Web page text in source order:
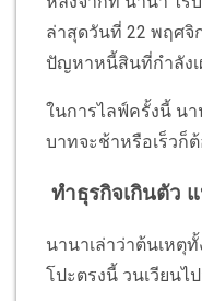
ล่าสุดวันที่ 22 พฤศจิ
ปัญหาหนี้สินที่กำลัง
ในการไลฟ์ครั้งนี้ นา
บาทจะช้าหรือเร็วก็
ทำธุรกิจเกินตัว
นานาเล่าว่าต้นเหตุ
โปะตรงนี้ วนเวียนไ